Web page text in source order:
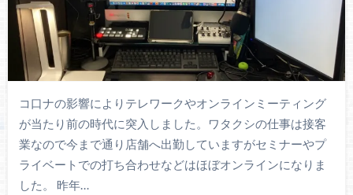
コ口ナの影響によりテレワークやオンラインミーティング
が当たり前の時代に突入しました。ワタクシの仕事は接客
業なので今まで通り店舗へ出勤していますがセミナーやプ
ライベートでの打ち合わせなどはほぼオンラインになりま
した。 昨年…